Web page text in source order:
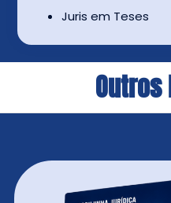
Juris em Teses